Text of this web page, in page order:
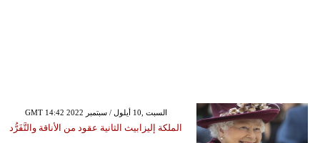
GMT 14:42 2022 السبت ,10 أيلول / سبتمبر
الملكة إليزابيث الثانية عقود من الأناقة والتَّفَرُّد